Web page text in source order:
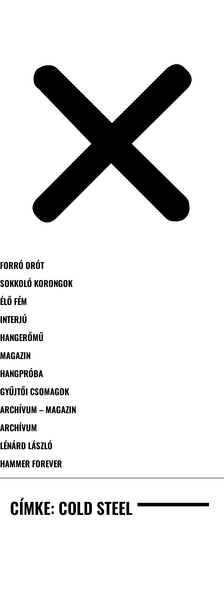
FORRÓ DRÓT
SOKKOLÓ KORONGOK
ÉLŐ FÉM
INTERJÚ
HANGERŐMŰ
MAGAZIN
HANGPRÓBA
GYŰJTŐI CSOMAGOK
ARCHÍVUM – MAGAZIN
ARCHÍVUM
LÉNÁRD LÁSZLÓ
HAMMER FOREVER
CÍMKE: COLD STEEL